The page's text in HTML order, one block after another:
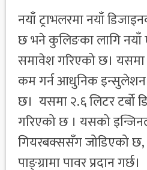
नयाँ ट्राभलरमा नयाँ
छ भने कुलिङका लागि नयाँ
समावेश गरिएको छ।
कम गर्न आधुनिक इन्सुलेशन
छ। यसमा २.६ लिटर टर्बो
गरिएको छ । यसको
गियरबक्ससँग जोडिएको
पाङ्ग्रामा पावर प्रदान गर्छ।